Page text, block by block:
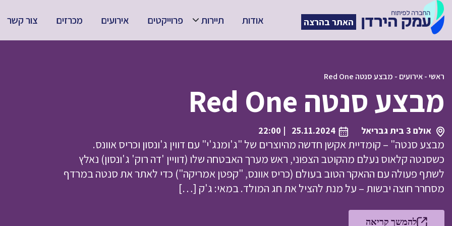
האתר בהרצה אודות תיירות פרוייקטים אירועים מכרזים צור קשר
ראשי-אירועים - מבצע סנטה Red One
מבצע סנטה Red One
אולם 3 בית גבריאל 25.11.2024
| 22:00
מבצע סנטה" – קומדיית אקשן חדשה מהיוצרים של "ג'ומנג'י" עם דווין ג'ונסון וכריס אוונס.
כשסנטה קלאוס נעלם מהקוטב הצפוני, ראש מערך האבטחה שלו (דוויין 'דה רוק' ג'ונסון) נאלץ
לשתף פעולה עם ההאקר הטוב בעולם (כריס אוונס, "קפטן אמריקה") כדי לאתר את סנטה במרדף
מסחרר חוצה יבשות – על מנת להציל את חג המולד. במאי: ג'ק […]
להמשך קריאה